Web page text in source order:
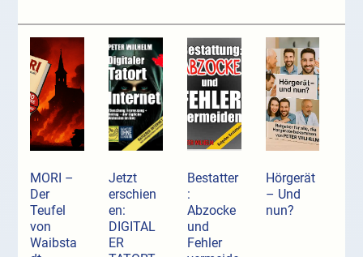
MORI –
Der
Teufel
von
Waibsta
Jetzt
erschien
en:
DIGITAL
ER
Bestatter
:
Abzocke
und
Fehler
Hörgerät
– Und
nun?